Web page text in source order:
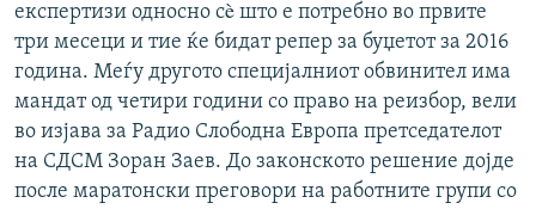
експертизи односно сè што е потребно во првите
три месеци и тие ќе бидат репер за буџетот за 2016
година. Меѓу другото специјалниот обвинител има
мандат од четири години со право на реизбор, вели
во изјава за Радио Слободна Европа претседателот
на СДСМ Зоран Заев. До законското решение дојде
после маратонски преговори на работните групи со